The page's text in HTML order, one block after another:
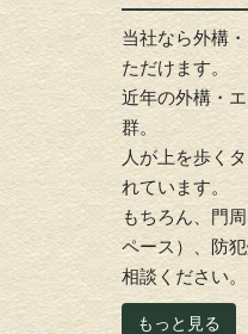
当社なら外構
ただけます。
近年の外構・
群。
人が上を歩く
れています。
もちろん、門
ペース）、防
相談ください。
もっと見る